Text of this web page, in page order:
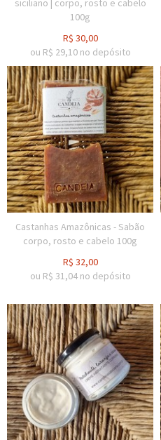
siciliano | corpo, rosto e cabelo
100g
R$ 30,00
ou R$ 29,10 no depósito
Castanhas Amazônicas - Sabão
corpo, rosto e cabelo 100g
R$ 32,00
ou R$ 31,04 no depósito